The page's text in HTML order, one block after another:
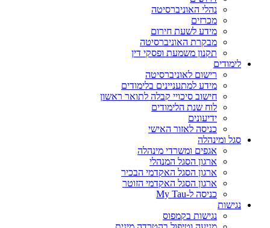
נהלי האוניברסיטה
מכרזים
מידע לשעת חירום
מבקרת האוניברסיטה
תקנון משמעת ופסקי דין
לימודים
רישום לאוניברסיטה
מידע למתעניינים בלימודים
חישוב סיכויי קבלה לתואר ראשון
לוח שנת הלימודים
ידיעונים
כניסה לאזור האישי
סגל ומינהלה
אגפים ומשרדי מינהלה
ארגון הסגל המנהלי
ארגון הסגל האקדמי הבכיר
ארגון הסגל האקדמי הזוטר
כניסה ל-My Tau
נגישות
נגישות בקמפוס